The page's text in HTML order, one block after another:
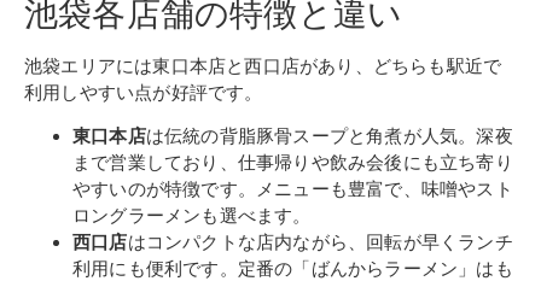
池袋各店舗の特徴と違い
池袋エリアには東口本店と西口店があり、どちらも駅近で
利用しやすい点が好評です。
東口本店は伝統の背脂豚骨スープと角煮が人気。深夜
まで営業しており、仕事帰りや飲み会後にも立ち寄り
やすいのが特徴です。メニューも豊富で、味噌やスト
ロングラーメンも選べます。
西口店はコンパクトな店内ながら、回転が早くランチ
利用にも便利です。定番の「ばんからラーメン」はも